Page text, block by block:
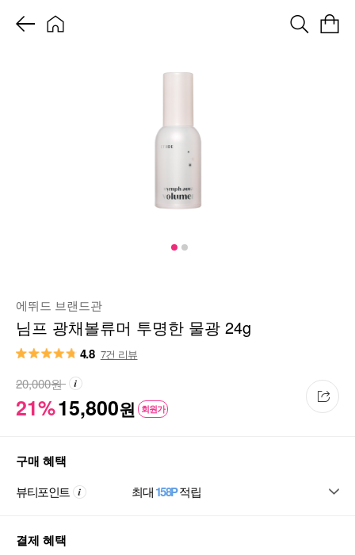
에뛰드 브랜드관
님프 광채볼류머 투명한 물광 24g
4.8 7건 리뷰
21%15,800원 회원가
20,000원
구매 혜택
뷰티포인트 최대158P적립
결제 혜택